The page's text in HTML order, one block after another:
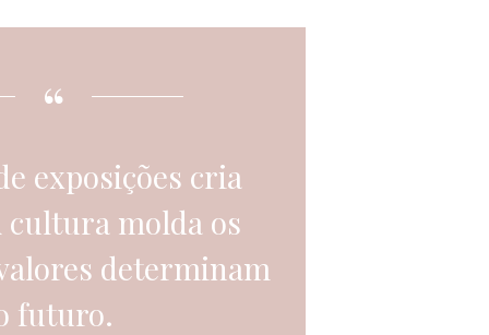
exposições cria
molda os
determinam
futuro.